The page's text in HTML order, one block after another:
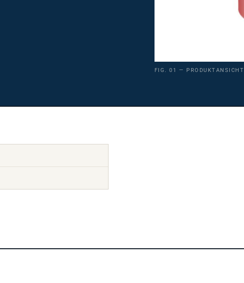
FIG. 01 — PRODUKTANSICHT